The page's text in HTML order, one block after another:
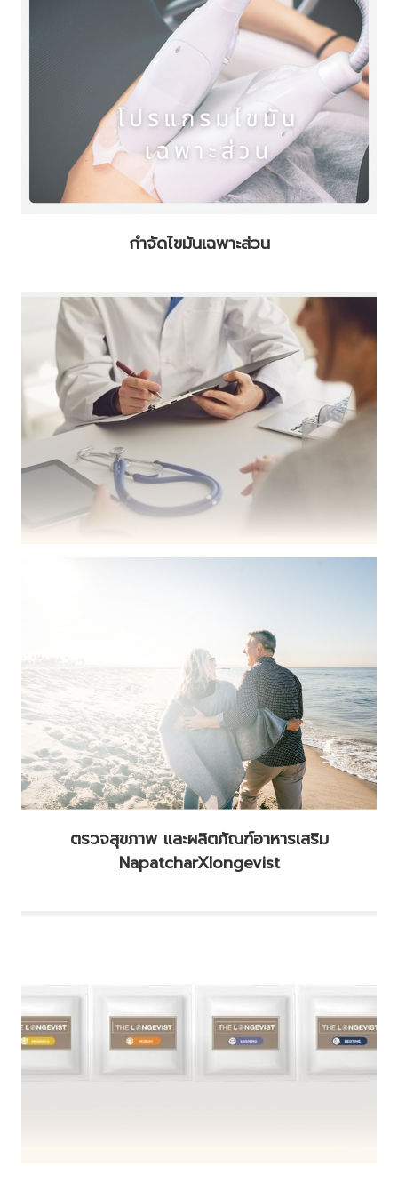
กำจัดไขมันเฉพาะส่วน
ตรวจสุขภาพ และผลิตภัณฑ์อาหารเสริม
NapatcharXlongevist